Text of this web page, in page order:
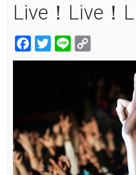
Live！Live！
Facebook
Twitter
Line
Link